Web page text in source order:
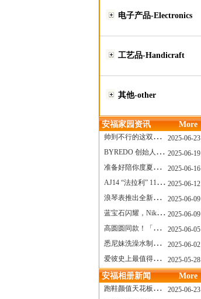
电子产品-Electronics
工艺品-Handicraft
其他-other
安福家园资讯 More
帅到不行的这双跑鞋，其实藏着Nike第一位签约跑者的故事
2025-06-23
BYREDO 创始人离任，也带走了那份灵魂感
2025-06-19
准备好陪你度夏，nanamica x Suicoke 新联名来了
2025-06-16
AJ14 “法拉利” 11年后回归，红色超跑气场全开
2025-06-12
浪琴表推出全新先行者系列祖鲁时间1925腕表
2025-06-09
蓝宝石闪耀，Nike Air Max DN8 华丽变身
2025-06-09
高圆圆同款！「赤足New Balance」新联名曝光，铺货了
2025-06-05
悉尼妹洗澡水制成肥皂开启售卖！男粉：这肥皂能吃吗？
2025-06-02
爱彼史上最值得看的大展！揭秘150年传奇制表背后
2025-05-28
安福相册新闻 More
跑鞋颜值天花板？日常也能帅一脸
2025-06-23